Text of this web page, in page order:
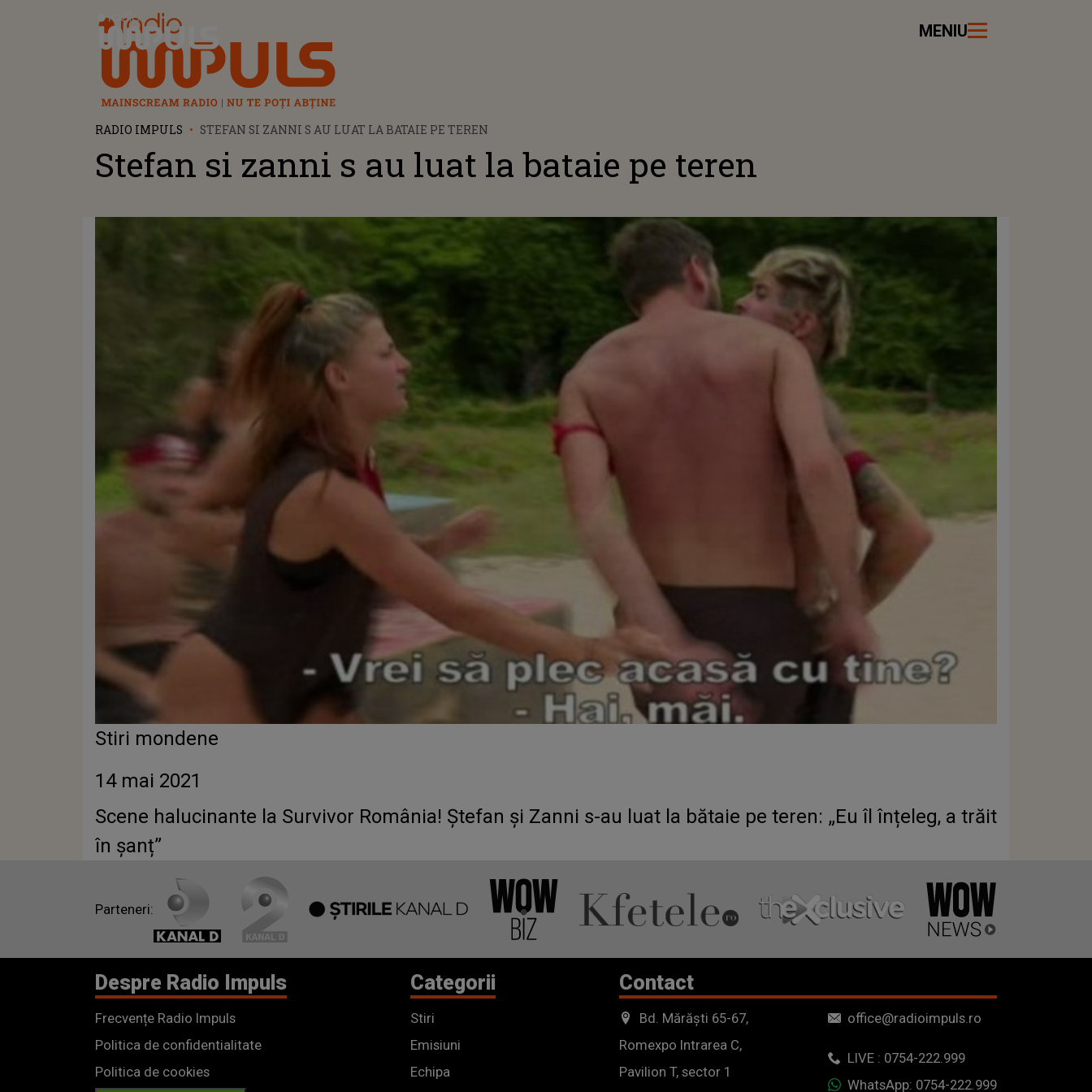
Radio Impuls MENIU
RADIO IMPULS STEFAN SI ZANNI S AU LUAT LA BATAIE PE TEREN
Stefan si zanni s au luat la bataie pe teren
Stiri mondene
14 mai 2021
Scene halucinante la Survivor România! Ștefan și Zanni s-au luat la bătaie pe teren: „Eu îl înțeleg, a trăit
în șanț”
Parteneri:
Despre Radio Impuls
Frecvențe Radio Impuls
Politica de confidentialitate
Politica de cookies
Categorii
Stiri
Emisiuni
Echipa
Contact
Bd. Mărăști 65-67,
Romexpo Intrarea C,
Pavilion T, sector 1
office@radioimpuls.ro
LIVE : 0754-222.999
WhatsApp: 0754-222.999